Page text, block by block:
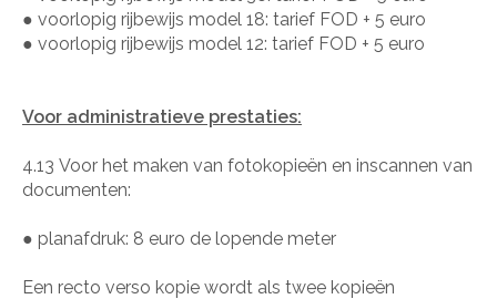
● voorlopig rijbewijs model 18: tarief FOD + 5 euro
● voorlopig rijbewijs model 12: tarief FOD + 5 euro
Voor administratieve prestaties:
4.13 Voor het maken van fotokopieën en inscannen van
documenten:
● planafdruk: 8 euro de lopende meter
Een recto verso kopie wordt als twee kopieën